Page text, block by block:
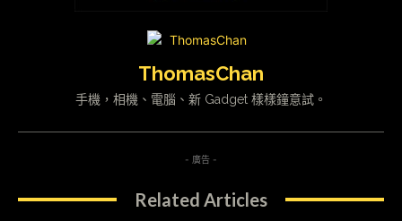
ThomasChan
手機，相機、電腦、新 Gadget 樣樣鐘意試。
- 廣告 -
Related Articles